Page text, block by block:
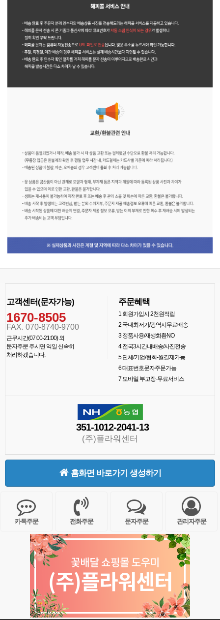
고객센터(문자가능)
1670-8505
FAX. 070-8740-9700
근무시간(07:00-21:00) 외
문자주문 주시면 익일 신속히
처리하겠습니다.
주문혜택
1회원가입시 2천원적립
2국내최저가/광역시무료배송
3정품사용/재생화환NO
4전국3시간내배송/사진전송
5단체/기업/협회-월결제가능
6대표번호문자주문가능
7모바일 부고장-무료서비스
351-1012-2041-13
(주)플라워센터
홈화면 바로가기 생성하기
카톡주문 전화주문 문자주문 관리자주문